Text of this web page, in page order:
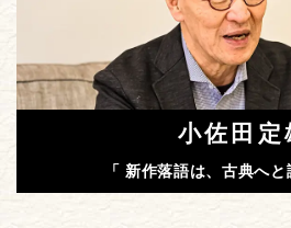
小佐田定
「 新作落語は、古典へと